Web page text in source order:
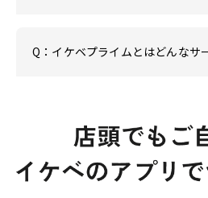
Q：イケベプライムとはどんなサ